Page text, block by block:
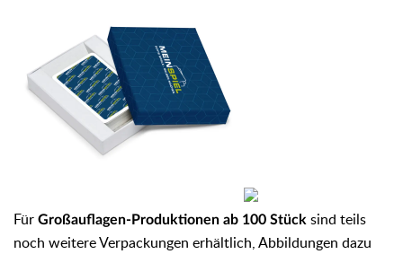
Für Großauflagen-Produktionen ab 100 Stück sind teils
noch weitere Verpackungen erhältlich, Abbildungen dazu